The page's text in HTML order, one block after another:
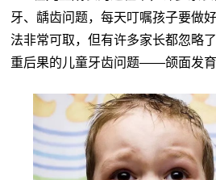
牙、龋齿问题，每天叮嘱孩子要做
法非常可取，但有许多家长都忽略
重后果的儿童牙齿问题——颌面发育